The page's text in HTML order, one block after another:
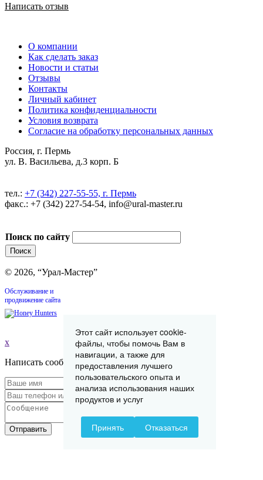
Написать отзыв
О компании
Как сделать заказ
Новости и статьи
Отзывы
Контакты
Личный кабинет
Политика конфиденциальности
Условия возврата
Согласие на обработку персональных данных
Россия, г. Пермь
ул. В. Васильева, д.3 корп. Б
тел.: +7 (342) 227-55-55, г. Пермь
факс.: +7 (342) 227-54-54, info@ural-master.ru
Поиск по сайту
© 2026, “Урал-Мастер”
Обслуживание и
продвижение сайта
x
Написать сообщение
Отправить
Этот сайт использует cookie-
файлы, чтобы помочь Вам в
навигации, а также для
предоставления лучшего
пользовательского опыта и
анализа использования наших
продуктов и услуг
Принять Отказаться